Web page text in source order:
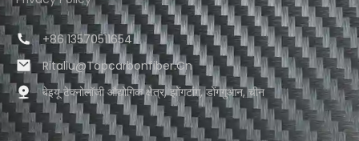
+86 13570511654
Ritaliu@topcarbonfiber.cn
बेइयू टेक्नोलॉजी औद्योगिक क्षेत्र, झोंगटांग, डोंगगुआन, चीन